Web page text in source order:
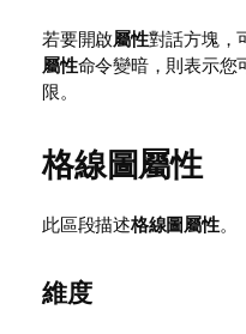
若要開啟屬性對話方塊，
屬性命令變暗，則表示您
限。
格線圖屬性
此區段描述格線圖屬性。
維度